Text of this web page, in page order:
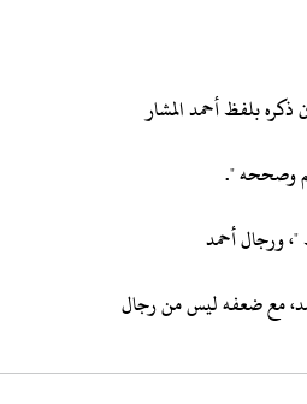
وصححه ".
"، ورجال أحمد
مع ضعفه ليس من رجال